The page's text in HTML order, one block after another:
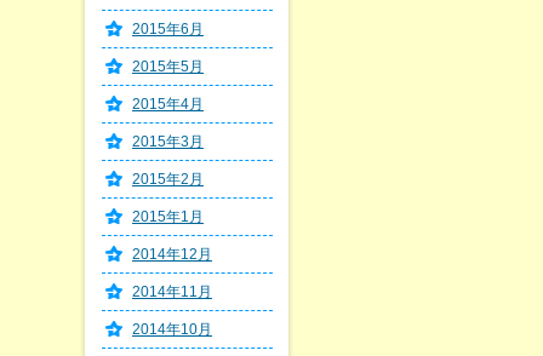
2015年6月
2015年5月
2015年4月
2015年3月
2015年2月
2015年1月
2014年12月
2014年11月
2014年10月